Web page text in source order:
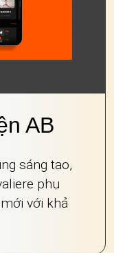
AB
sáng tạo,
phụ
với khả